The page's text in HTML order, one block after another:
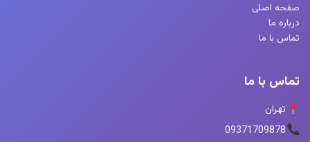
صفحه اصلی
درباره ما
تماس با ما
تماس با ما
تهران
09371709878